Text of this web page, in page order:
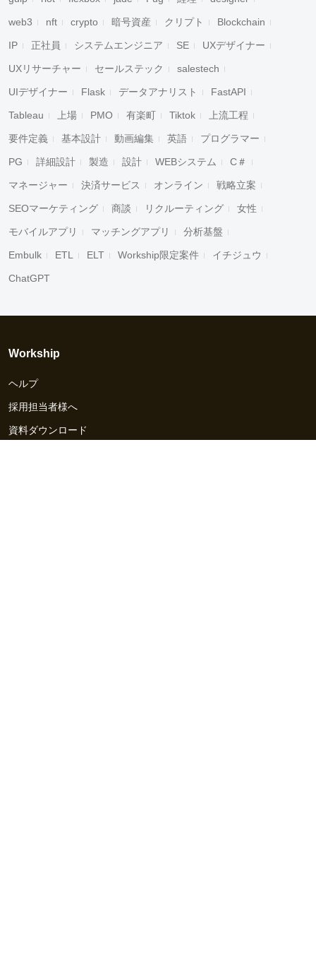
web3 nft crypto 暗号資産 クリプト Blockchain
IP 正社員 システムエンジニア SE UXデザイナー
UXリサーチャー セールステック salestech
UIデザイナー Flask データアナリスト FastAPI
Tableau 上場 PMO 有楽町 Tiktok 上流工程
要件定義 基本設計 動画編集 英語 プログラマー
PG 詳細設計 製造 設計 WEBシステム C＃
マネージャー 決済サービス オンライン 戦略立案
SEOマーケティング 商談 リクルーティング 女性
モバイルアプリ マッチングアプリ 分析基盤
Embulk ETL ELT Workship限定案件 イチジュウ
ChatGPT
Workship
ヘルプ
採用担当者様へ
資料ダウンロード